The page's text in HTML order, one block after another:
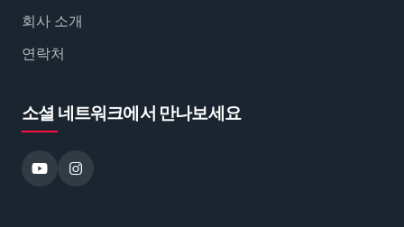
회사 소개
연락처
소셜 네트워크에서 만나보세요